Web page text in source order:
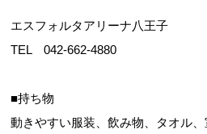
エスフォルタアリーナ八王子
TEL 042-662-4880
■持ち物
動きやすい服装、飲み物、タオル